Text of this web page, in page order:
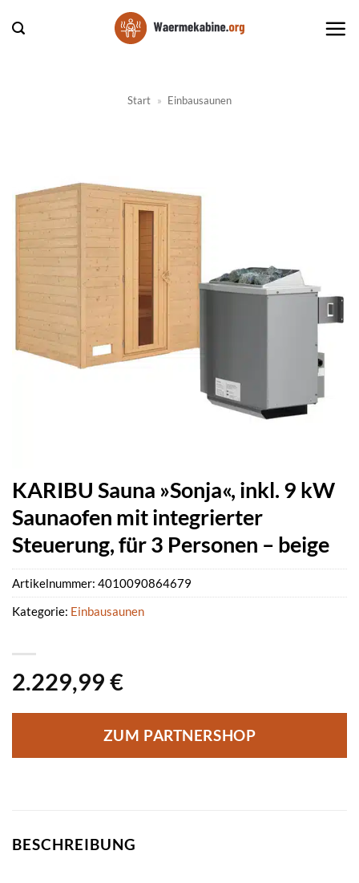
Inhalt
Start » Einbausaunen
KARIBU Sauna »Sonja«, inkl. 9 kW
Saunaofen mit integrierter
Steuerung, für 3 Personen – beige
2.229,99 €
ZUM PARTNERSHOP
Artikelnummer: 4010090864679
Kategorie: Einbausaunen
BESCHREIBUNG